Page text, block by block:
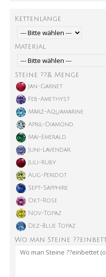
Kettenlänge
Material
Steine ??& Menge
Jan-Garnet
Feb-Amethyst
März-Aquamarine
April-Diamond
Mai-Emerald
Juni-Lavendar
Juli-Ruby
Aug-Peridot
Sept-Sapphire
Okt-Rose
Nov-Topaz
Dez-Blue Topaz
Wo man Steine